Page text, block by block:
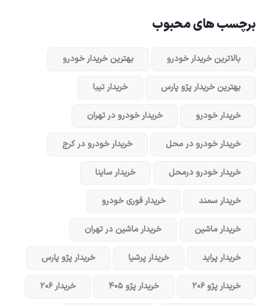
برچسب های محبوب
بالاترین خریدار خودرو بهترین خریدار خودرو
بهترین خریدار پژو پارس خریدار تیبا
خریدار خودرو خریدار خودرو در تهران
خریدار خودرو در محل خریدار خودرو در کرج
خریدار خودرو در‌محل خریدار ساینا
خریدار سمند خریدار فوری خودرو
خریدار ماشین خریدار ماشین در تهران
خریدار پراید خریدار پرشیا خریدار پژو پارس
خریدار پژو ۲۰۶ خریدار پژو ۴۰۵ خریدار ۲۰۶